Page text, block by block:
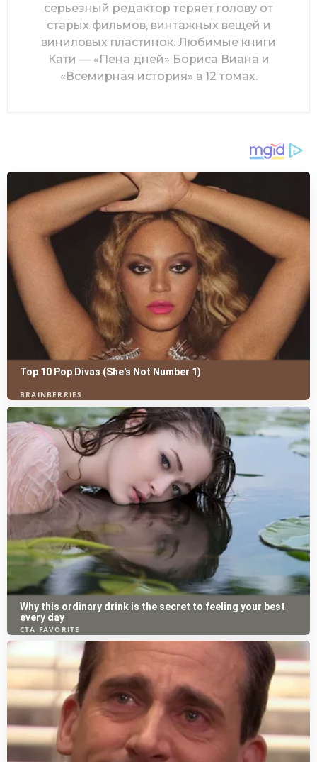
серьезный редактор теряет голову от
старых фильмов, винтажных вещей и
виниловых пластинок. Любимые книги
Кати — «Пена дней» Бориса Виана и
«Всемирная история» в 12 томах.